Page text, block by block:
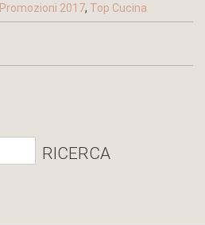
Promozioni 2017, Top Cucina